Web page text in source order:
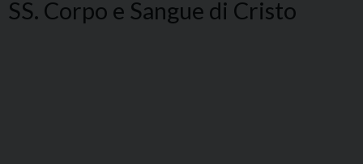
SS. Corpo e Sangue di Cristo